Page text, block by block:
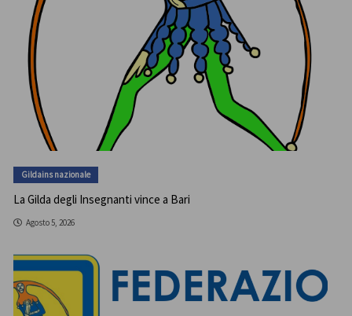
Gildains nazionale
La Gilda degli Insegnanti vince a Bari
Agosto 5, 2026